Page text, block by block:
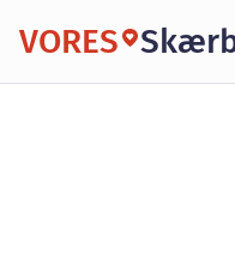
VORES